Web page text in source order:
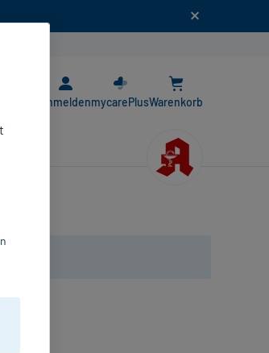
AnmeldenmycarePlusWarenkorb